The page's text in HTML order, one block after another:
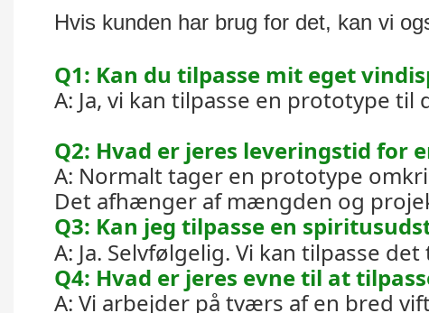
Hvis kunden har brug for det, kan vi
Q1: Kan du tilpasse mit eget
A: Ja, vi kan tilpasse en prototype
Q2: Hvad er jeres leveringstid for
A: Normalt tager en prototype
Det afhænger af mængden og
Q3: Kan jeg tilpasse en
A: Ja. Selvfølgelig. Vi kan tilpasse
Q4: Hvad er jeres evne til at
A: Vi arbejder på tværs af en bred